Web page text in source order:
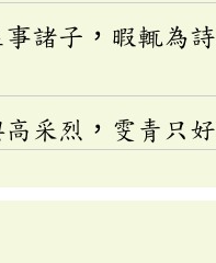
事諸子，暇輒
采烈，雯青只好